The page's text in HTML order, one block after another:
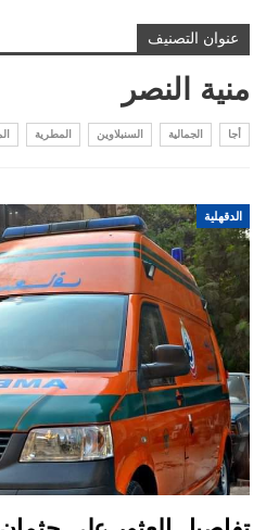
عنوان التصنيف
منية النصر
أجا الجمالية السنبلاوين المطرية
الدقهلية